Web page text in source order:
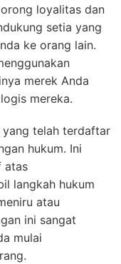
loyalitas dan
setia yang
ke orang lain.
merek Anda
mereka.
telah terdaftar
hukum. Ini
atas
langkah hukum
atau
ini sangat
mulai